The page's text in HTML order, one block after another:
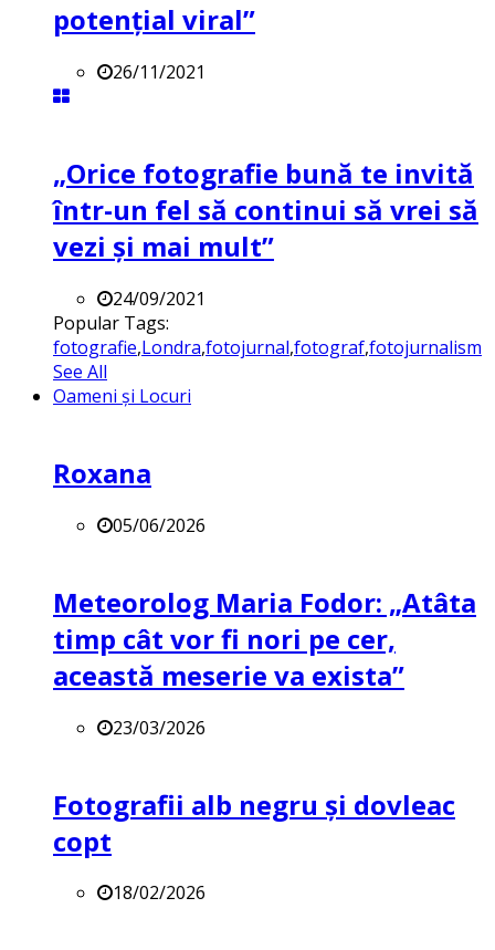
potenţial viral”
26/11/2021
„Orice fotografie bună te invită
într-un fel să continui să vrei să
vezi și mai mult”
24/09/2021
Popular Tags:
fotografie,Londra,fotojurnal,fotograf,fotojurnalism
See All
Oameni și Locuri
Roxana
05/06/2026
Meteorolog Maria Fodor: „Atâta
timp cât vor fi nori pe cer,
această meserie va exista”
23/03/2026
Fotografii alb negru și dovleac
copt
18/02/2026